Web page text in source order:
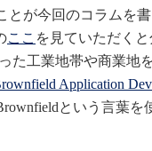
とが今回のコラムを
ここ を見ていただく
た工業地帯や商業地
Application
という言葉を